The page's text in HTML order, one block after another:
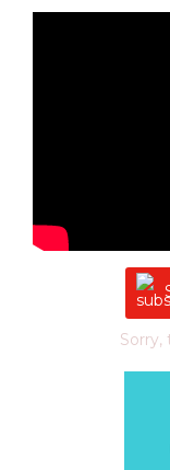
Sorry,